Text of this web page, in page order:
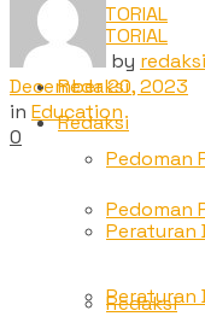
ADVETORIAL
Redaksi
Pedoman
Peraturan
ADVETORIAL
Redaksi
Pedoman
Peraturan
Redaksi
by redaksi
December 20, 2023
in Education
0